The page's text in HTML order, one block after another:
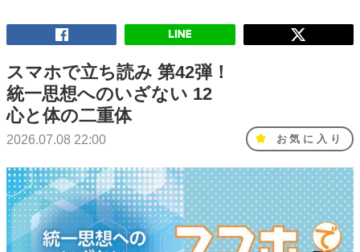
スマホで立ち読み 第42弾！
統一思想へのいざない 12
心と体の二重体
2026.07.08 22:00 お気に入り